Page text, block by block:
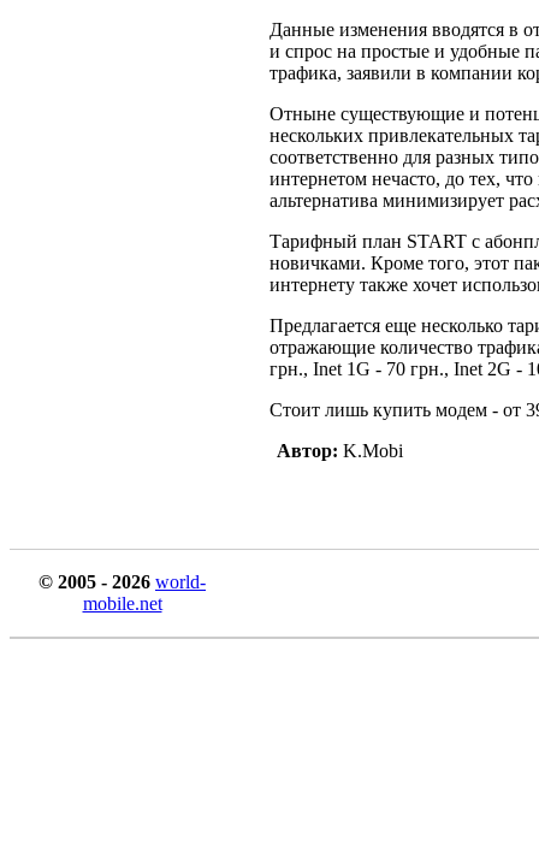
Данные изменения вводятся в
и спрос на простые и удобные
трафика, заявили в компании
Отныне существующие и
нескольких привлекательных
соответственно для разных
интернетом нечасто, до тех,
альтернатива минимизирует
Тарифный план START с
новичками. Кроме того, этот
интернету также хочет
Предлагается еще несколько
отражающие количество
грн., Inet 1G - 70 грн., Inet 2G -
Стоит лишь купить модем - от
Автор: K.Mobi
© 2005 - 2026 world-
mobile.net